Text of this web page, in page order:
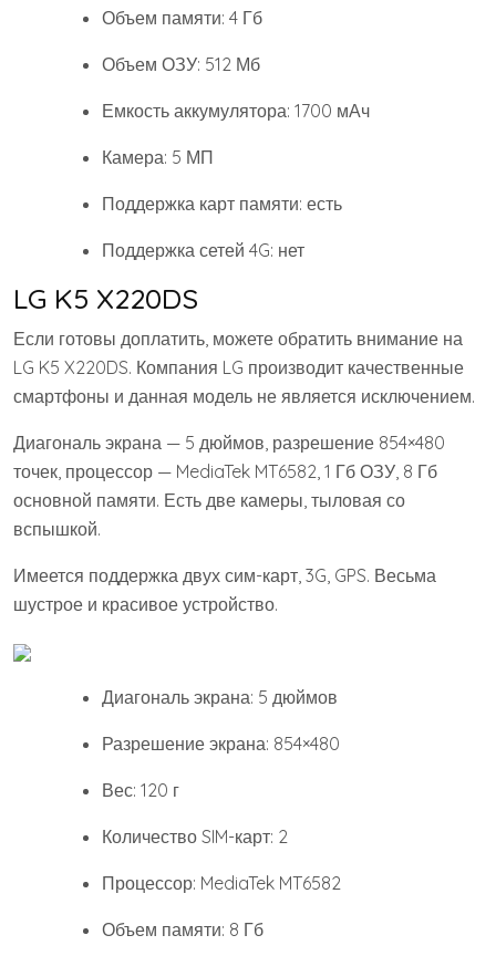
Объем памяти: 4 Гб
Объем ОЗУ: 512 Мб
Емкость аккумулятора: 1700 мАч
Камера: 5 МП
Поддержка карт памяти: есть
Поддержка сетей 4G: нет
LG K5 X220DS
Если готовы доплатить, можете обратить внимание на
LG K5 X220DS. Компания LG производит качественные
смартфоны и данная модель не является исключением.
Диагональ экрана — 5 дюймов, разрешение 854×480
точек, процессор — MediaTek MT6582, 1 Гб ОЗУ, 8 Гб
основной памяти. Есть две камеры, тыловая со
вспышкой.
Имеется поддержка двух сим-карт, 3G, GPS. Весьма
шустрое и красивое устройство.
Диагональ экрана: 5 дюймов
Разрешение экрана: 854×480
Вес: 120 г
Количество SIM-карт: 2
Процессор: MediaTek MT6582
Объем памяти: 8 Гб